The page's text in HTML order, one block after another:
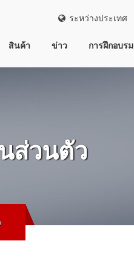
ระหว่างประเทศ
สินค้า ข่าว การฝึกอบรม
ส่วนตัว